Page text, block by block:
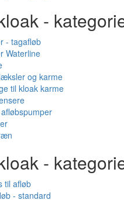
-
- tagafløb
Waterline
og karme
til kloak karme
-
til afløb
- standard